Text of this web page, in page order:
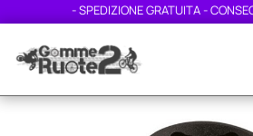
- SPEDIZIONE GRATUITA -